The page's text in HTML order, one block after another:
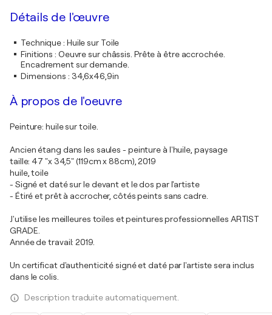
Détails de l'œuvre
Technique: Huile sur Toile
Finitions : Oeuvre sur châssis. Prête à être accrochée.
Encadrement sur demande.
Dimensions : 34,6x46,9in
À propos de l'oeuvre
Peinture: huile sur toile.
Ancien étang dans les saules - peinture à l'huile, paysage
taille: 47 "x 34,5" (119cm x 88cm), 2019
huile, toile
- Signé et daté sur le devant et le dos par l'artiste
- Étiré et prêt à accrocher, côtés peints sans cadre.
J'utilise les meilleures toiles et peintures professionnelles ARTIST
GRADE.
Année de travail: 2019.
Un certificat d'authenticité signé et daté par l'artiste sera inclus
dans le colis.
Description traduite automatiquement.